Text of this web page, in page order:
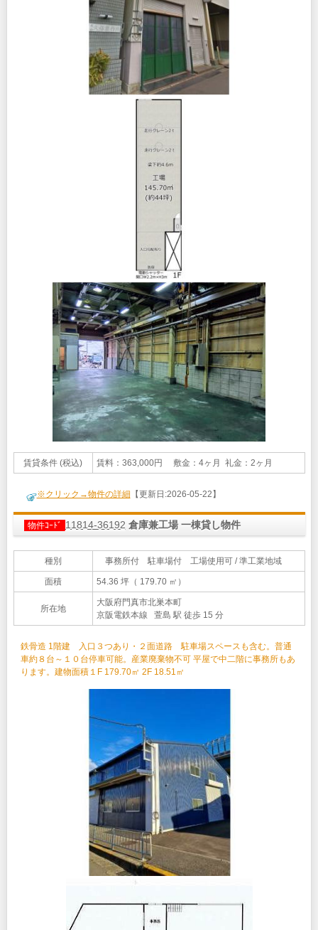
賃貸条件 (税込) 賃料：363,000円 敷金：4ヶ月 礼金：2ヶ月
※クリック→物件の詳細 【更新日:2026-05-22】
物件ｺｰﾄﾞ 11814-36192 倉庫兼工場 一棟貸し物件
種別 事務所付 駐車場付 工場使用可 / 準工業地域
面積 54.36 坪（ 179.70 ㎡）
所在地
大阪府門真市北巣本町
京阪電鉄本線 萱島 駅 徒歩 15 分
鉄⾻造 1階建 ⼊⼝３つあり・２⾯道路 駐車場スペースも含む。普通
車約８台～１０台停車可能。産業廃棄物不可 平屋で中⼆階に事務所もあ
ります。建物面積１F 179.70㎡ 2F 18.51㎡